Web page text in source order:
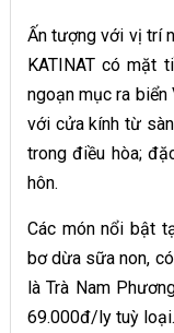
Ấn tượng với vị trí
KATINAT có mặt
ngoạn mục ra biển
với cửa kính từ
trong điều hòa;
hôn.
Các món nổi bật
bơ dừa sữa non,
là Trà Nam
69.000đ/ly tuỳ loại.